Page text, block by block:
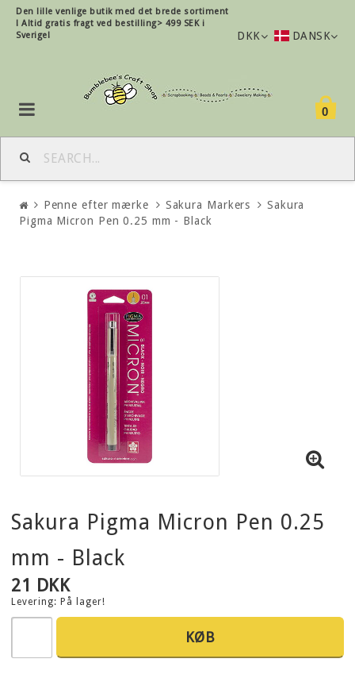
Den lille venlige butik med det brede sortiment
! Altid gratis fragt ved bestilling> 499 SEK i
Sverige!
DKK DANSK
0
Penne efter mærke Sakura Markers
Sakura
Pigma Micron Pen 0.25 mm - Black
Sakura Pigma Micron Pen 0.25
mm - Black
21 DKK
Levering: På lager!
KØB